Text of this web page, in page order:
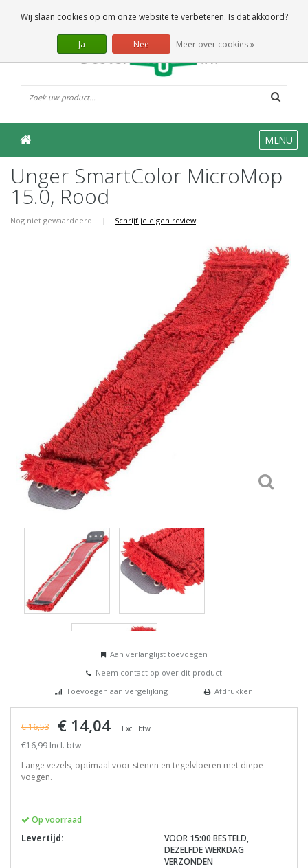
0 Artikelen
MENU
Unger SmartColor MicroMop
15.0, Rood
Nog niet gewaardeerd | Schrijf je eigen review
Aan verlanglijst toevoegen
Neem contact op over dit product
Toevoegen aan vergelijking
Afdrukken
€ 16,53 € 14,04 Excl. btw
€16,99 Incl. btw
Lange vezels, optimaal voor stenen en tegelvloeren met diepe
voegen.
Op voorraad
Levertijd:
VOOR 15:00 BESTELD,
DEZELFDE WERKDAG
VERZONDEN
Wij slaan cookies op om onze website te verbeteren. Is dat akkoord?
Ja Nee Meer over cookies »